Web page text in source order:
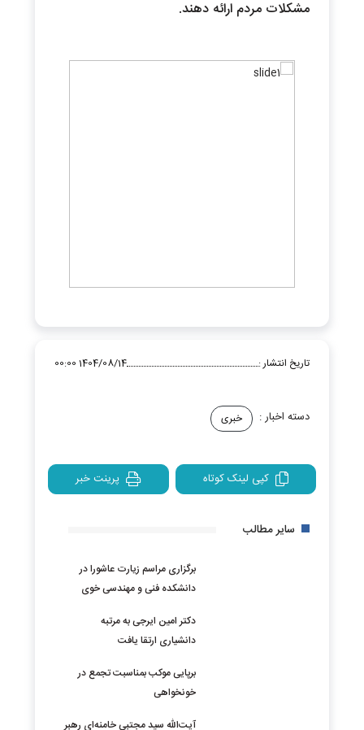
مشکلات مردم ارائه دهند.
تاریخ انتشار : 1404/08/14 00:00
دسته اخبار : خبری
کپی لینک کوتاه پرینت خبر
سایر مطالب
برگزاری مراسم زیارت عاشورا در
دانشکده فنی و مهندسی خوی
دکتر امین ایرجی به مرتبه
دانشیاری ارتقا یافت
برپایی موکب بمناسبت تجمع در
خونخواهی
آیت‌الله سید مجتبی خامنه‌ای رهبر